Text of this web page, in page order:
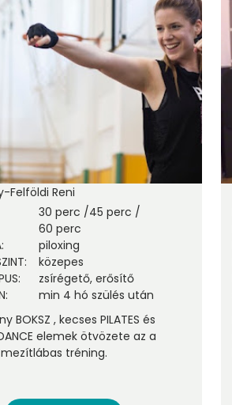
Felföldi Reni
30 perc /45 perc /
60 perc
:
piloxing
:
közepes
:
zsírégető, erősítő
:
min 4 hó szülés után
BOKSZ , kecses PILATES és
elemek ötvözete az a
tréning.